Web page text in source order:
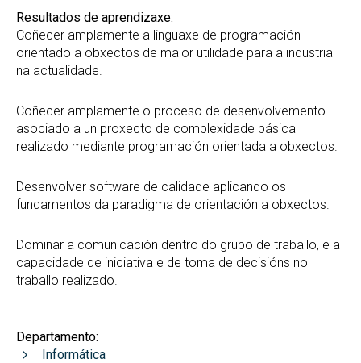
Resultados de aprendizaxe:
Coñecer amplamente a linguaxe de programación
orientado a obxectos de maior utilidade para a industria
na actualidade.
Coñecer amplamente o proceso de desenvolvemento
asociado a un proxecto de complexidade básica
realizado mediante programación orientada a obxectos.
Desenvolver software de calidade aplicando os
fundamentos da paradigma de orientación a obxectos.
Dominar a comunicación dentro do grupo de traballo, e a
capacidade de iniciativa e de toma de decisións no
traballo realizado.
Departamento:
Informática